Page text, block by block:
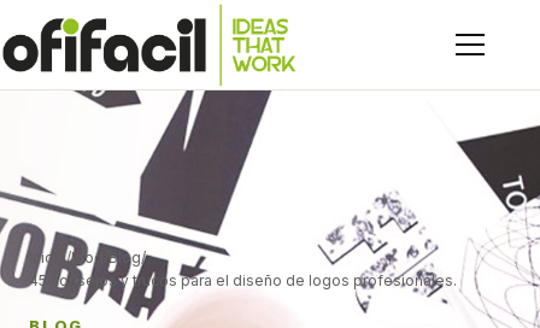
Inicio/Blog Blog/
45 consejos y trucos para el diseño de logos profesionales.